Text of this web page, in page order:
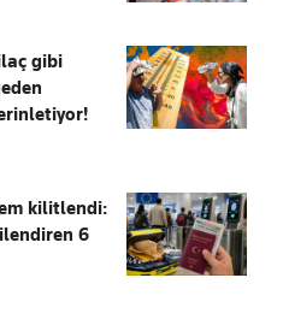
gibi
kilitlendi:
6